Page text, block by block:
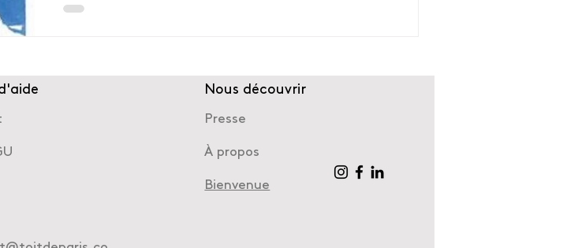
Nous découvrir
Presse
À propos
Bienvenue